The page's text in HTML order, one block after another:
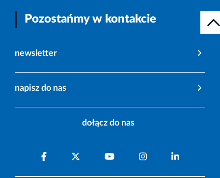
Pozostańmy w kontakcie
newsletter
napisz do nas
dołącz do nas